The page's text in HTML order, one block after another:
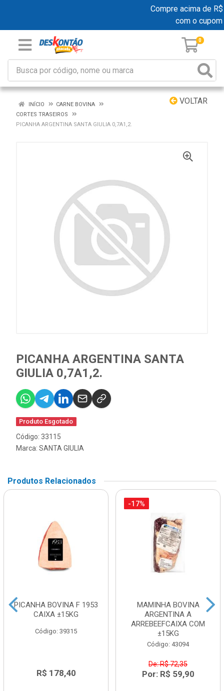
Compre acima de
com o cupom
0
VOLTAR
INÍCIO
CARNE BOVINA
CORTES TRASEIROS
PICANHA ARGENTINA SANTA GIULIA 0,7A1,2.
PICANHA ARGENTINA SANTA
GIULIA 0,7A1,2.
Produto Esgotado
Código: 33115
Marca: SANTA GIULIA
Produtos Relacionados
PICANHA BOVINA F 1953
CAIXA ±15KG
Código: 39315
R$ 178,40
-17%
MAMINHA BOVINA
ARGENTINA A
ARREBEEFCAIXA COM
±15KG
Código: 43094
De: R$ 72,35
Por: R$ 59,90